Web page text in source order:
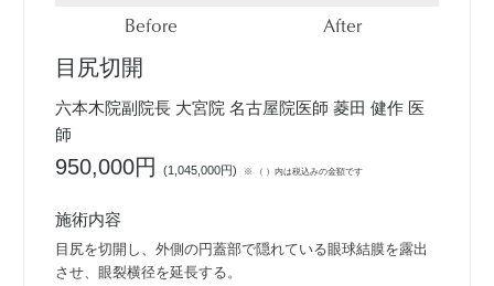
Before After
目尻切開
六本木院副院長 大宮院 名古屋院医師 菱田 健作 医
師
950,000円(1,045,000円) ※ （ ）内は税込みの金額です
施術内容
目尻を切開し、外側の円蓋部で隠れている眼球結膜を露出
させ、眼裂横径を延長する。